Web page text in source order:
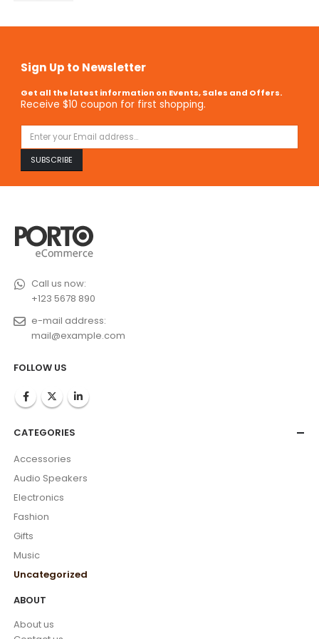
Sign Up to Newsletter
Get all the latest information on Events, Sales and Offers.
Receive $10 coupon for first shopping.
Call us now:
+123 5678 890
e-mail address:
mail@example.com
FOLLOW US
CATEGORIES
Accessories
Audio Speakers
Electronics
Fashion
Gifts
Music
Uncategorized
ABOUT
About us